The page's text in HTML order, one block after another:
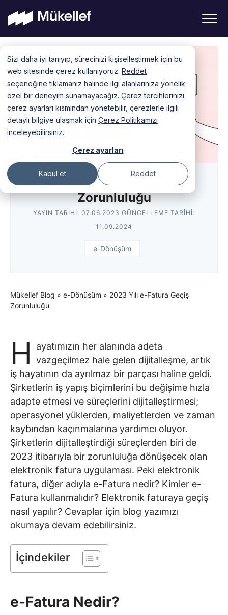
Sizi daha iyi tanıyıp, sürecinizi kişiselleştirmek için bu
web sitesinde çerez kullanıyoruz. Reddet
seçeneğine tıklamanız halinde ilgi alanlarınıza yönelik
özel bir deneyim sunamayacağız. Çerez tercihlerinizi
çerez ayarları kısmından yönetebilir, çerezlerle ilgili
detaylı bilgiye ulaşmak için Çerez Politikamızı
inceleyebilirsiniz.
Çerez ayarları
Kabul et Reddet
content
2023 Yılı e-Fatura Geçiş
Zorunluluğu
YAYIN TARIHI: 07.06.2023 GÜNCELLEME TARIHI:
11.09.2024
e-Dönüşüm
Mükellef Blog » e-Dönüşüm » 2023 Yılı e-Fatura Geçiş
Zorunluluğu
H
ayatımızın her alanında adeta
vazgeçilmez hale gelen dijitalleşme, artık
iş hayatının da ayrılmaz bir parçası haline geldi.
Şirketlerin iş yapış biçimlerini bu değişime hızla
adapte etmesi ve süreçlerini dijitalleştirmesi;
operasyonel yüklerden, maliyetlerden ve zaman
kaybından kaçınmalarına yardımcı oluyor.
Şirketlerin dijitalleştirdiği süreçlerden biri de
2023 itibarıyla bir zorunluluğa dönüşecek olan
elektronik fatura uygulaması. Peki elektronik
fatura, diğer adıyla e-Fatura nedir? Kimler e-
Fatura kullanmalıdır? Elektronik faturaya geçiş
nasıl yapılır? Cevaplar için blog yazımızı
okumaya devam edebilirsiniz.
İçindekiler
e-Fatura Nedir?